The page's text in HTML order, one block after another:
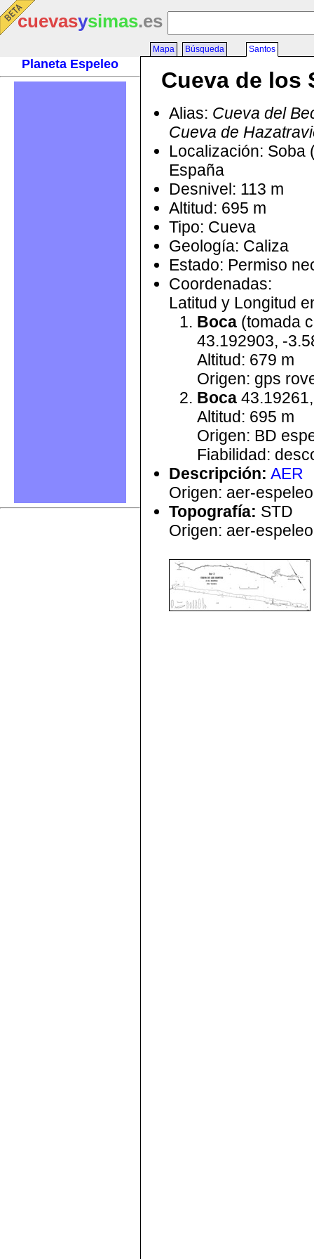
cuevasysimas.es
Planeta Espeleo
Mapa Búsqueda Santos
Cueva de los
Alias: Cueva del
Cueva de
Localización: Soba
España
Desnivel: 113 m
Altitud: 695 m
Tipo: Cueva
Geología: Caliza
Estado: Permiso
Coordenadas:
Latitud y Longitud
Boca (tomada
43.192903, -
Altitud: 679 m
Origen: gps
Boca
Altitud: 695 m
Origen: BD
Fiabilidad:
Descripción: AER
Origen: aer-
Topografía: STD
Origen: aer-